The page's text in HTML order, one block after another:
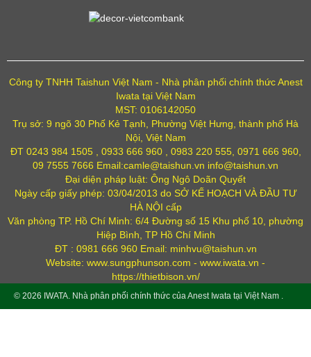
Công ty TNHH Taishun Việt Nam - Nhà phân phối chính thức Anest
Iwata tại Việt Nam
MST: 0106142050
Trụ sở: 9 ngõ 30 Phố Kẻ Tạnh, Phường Việt Hưng, thành phố Hà
Nội, Việt Nam
ĐT 0243 984 1505 , 0933 666 960 , 0983 220 555, 0971 666 960,
09 7555 7666 Email:camle@taishun.vn info@taishun.vn
Đại diện pháp luật: Ông Ngô Doãn Quyết
Ngày cấp giấy phép: 03/04/2013 do SỞ KẾ HOẠCH VÀ ĐẦU TƯ
HÀ NỘI cấp
Văn phòng TP. Hồ Chí Minh: 6/4 Đường số 15 Khu phố 10, phường
Hiệp Bình, TP Hồ Chí Minh
ĐT : 0981 666 960 Email: minhvu@taishun.vn
Website: www.sungphunson.com - www.iwata.vn -
https://thietbison.vn/
© 2026 IWATA. Nhà phân phối chính thức của Anest Iwata tại Việt Nam .